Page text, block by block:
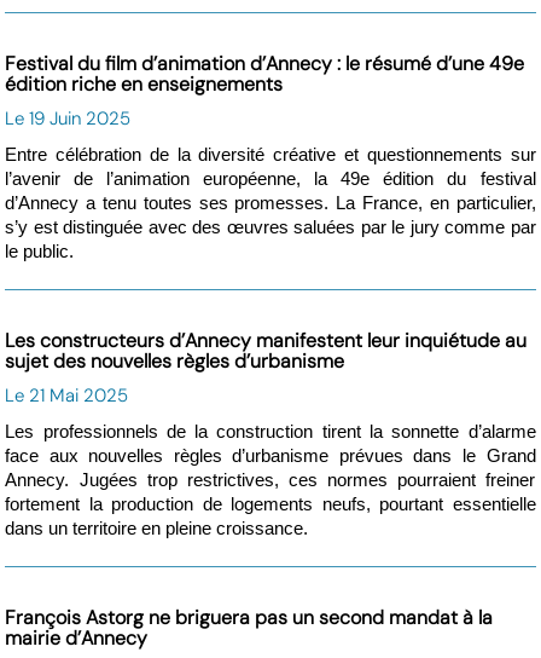
Festival du film d’animation d’Annecy : le résumé d’une 49e
édition riche en enseignements
Le 19 Juin 2025
Entre célébration de la diversité créative et questionnements sur
l’avenir de l’animation européenne, la 49e édition du festival
d’Annecy a tenu toutes ses promesses. La France, en particulier,
s’y est distinguée avec des œuvres saluées par le jury comme par
le public.
Les constructeurs d’Annecy manifestent leur inquiétude au
sujet des nouvelles règles d’urbanisme
Le 21 Mai 2025
Les professionnels de la construction tirent la sonnette d’alarme
face aux nouvelles règles d’urbanisme prévues dans le Grand
Annecy. Jugées trop restrictives, ces normes pourraient freiner
fortement la production de logements neufs, pourtant essentielle
dans un territoire en pleine croissance.
François Astorg ne briguera pas un second mandat à la
mairie d’Annecy